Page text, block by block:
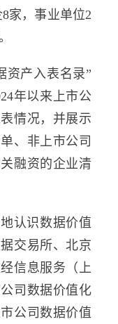
家，事业单位2
产入表名录”
年以来上市公
情况，并展示
、非上市公司
融资的企业清
认识数据价值
交易所、北京
信息服务（上
司数据价值化
公司数据价值